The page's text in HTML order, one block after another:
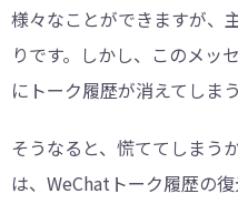
様々なことができますが、
りです。しかし、このメッ
にトーク履歴が消えてしま
そうなると、慌ててしまう
は、WeChatトーク履歴の